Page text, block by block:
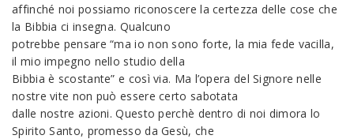
affinché noi possiamo riconoscere la certezza delle cose che
la Bibbia ci insegna. Qualcuno
potrebbe pensare “ma io non sono forte, la mia fede vacilla,
il mio impegno nello studio della
Bibbia è scostante” e così via. Ma l’opera del Signore nelle
nostre vite non può essere certo sabotata
dalle nostre azioni. Questo perchè dentro di noi dimora lo
Spirito Santo, promesso da Gesù, che